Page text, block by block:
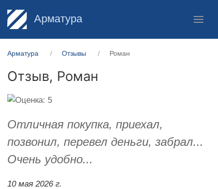
Арматура
Арматура Отзывы Роман
Отзыв, Роман
Отличная покупка, приехал,
позвонил, перевел деньги, забрал...
Очень удобно...
10 мая 2026 г.